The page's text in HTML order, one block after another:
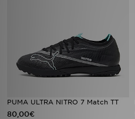
PUMA ULTRA NITRO 7 Match TT
80,00€